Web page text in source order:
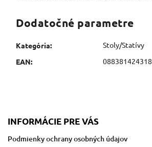
Dodatočné parametre
Kategória:
Stoly/Statívy
EAN: 088381424318
INFORMÁCIE PRE VÁS
Podmienky ochrany osobných údajov